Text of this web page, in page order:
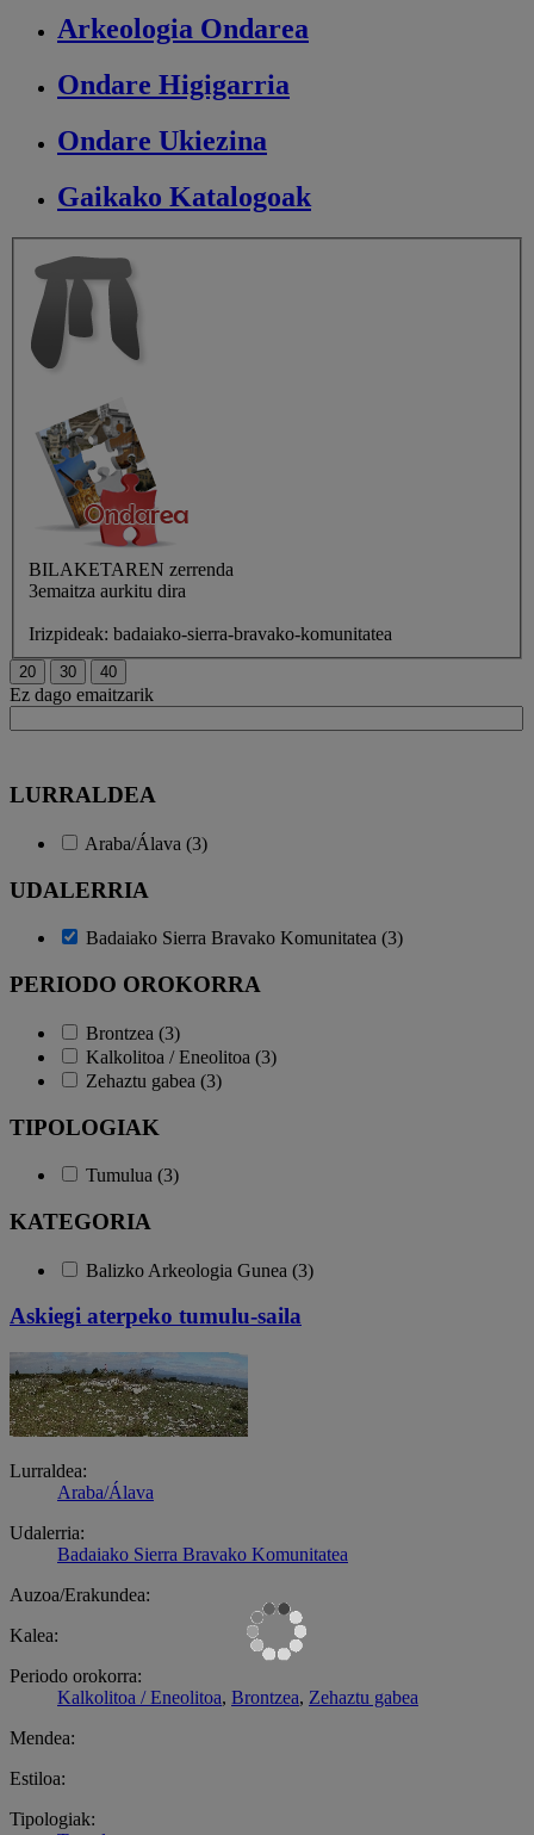
Arkeologia Ondarea
Ondare Higigarria
Ondare Ukiezina
Gaikako Katalogoak
BILAKETAREN zerrenda
3emaitza aurkitu dira
Irizpideak: badaiako-sierra-bravako-komunitatea
Ez dago emaitzarik
LURRALDEA
Araba/Álava (3)
UDALERRIA
Badaiako Sierra Bravako Komunitatea (3)
PERIODO OROKORRA
Brontzea (3)
Kalkolitoa / Eneolitoa (3)
Zehaztu gabea (3)
TIPOLOGIAK
Tumulua (3)
KATEGORIA
Balizko Arkeologia Gunea (3)
Askiegi aterpeko tumulu-saila
Lurraldea:
Araba/Álava
Udalerria:
Badaiako Sierra Bravako Komunitatea
Auzoa/Erakundea:
Kalea:
Periodo orokorra:
Kalkolitoa / Eneolitoa, Brontzea, Zehaztu gabea
Mendea:
Estiloa:
Tipologiak: